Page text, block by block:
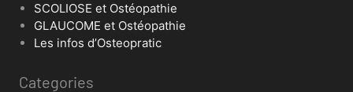
SCOLIOSE et Ostéopathie
GLAUCOME et Ostéopathie
Les infos d’Osteopratic
Categories